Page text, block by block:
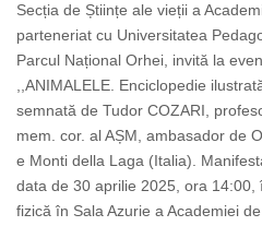
Secția de Științe ale vieții a
parteneriat cu Universitatea
Parcul Național Orhei, invită la
,,ANIMALELE. Enciclopedie
semnată de Tudor COZARI,
mem. cor. al AȘM, ambasador de
e Monti della Laga (Italia).
data de 30 aprilie 2025, ora
fizică în Sala Azurie a Academiei